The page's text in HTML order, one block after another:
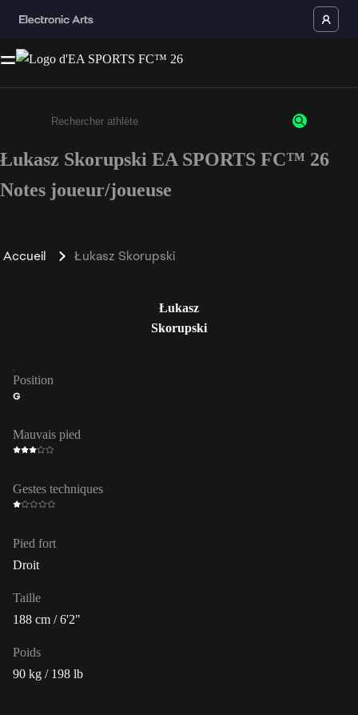
Saisissez au moins 3 caractères ou chiffres.
Łukasz Skorupski EA SPORTS FC™ 26
Notes joueur/joueuse
Accueil Łukasz Skorupski
Łukasz
Skorupski
Position
G
Mauvais pied
Gestes techniques
Pied fort
Droit
Taille
188 cm / 6'2"
Poids
90 kg / 198 lb